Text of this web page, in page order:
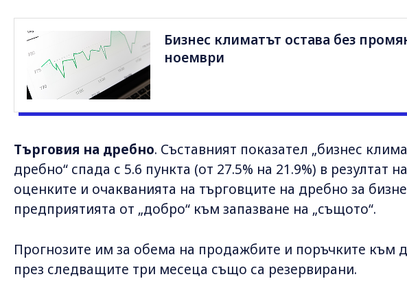
Бизнес климатът остава без
ноември
Търговия на дребно. Съставният показател „бизнес
дребно“ спада с 5.6 пункта (от 27.5% на 21.9%) в резултат
оценките и очакванията на търговците на дребно за
предприятията от „добро“ към запазване на „същото“.
Прогнозите им за обема на продажбите и поръчките към
през следващите три месеца също са резервирани.